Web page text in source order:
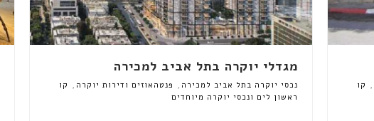
, קו
מגדלי יוקרה בתל אביב למכירה
נכסי יוקרה בתל אביב למכירה , פנטהאוזים ודירות יוקרה , קו
ראשון לים ונכסי יוקרה מיוחדים